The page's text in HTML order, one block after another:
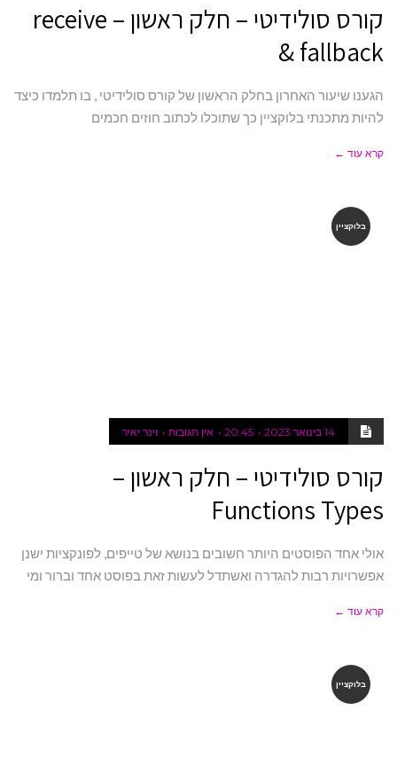
קורס סולידיטי – חלק ראשון – receive
& fallback
הגענו שיעור האחרון בחלק הראשון של קורס סולידיטי , בו תלמדו כיצד
להיות מתכנתי בלוקציין כך שתוכלו לכתוב חוזים חכמים
קרא עוד ←
בלוקציין
14 בינואר 2023 20:45 אין תגובות וינר יאיר
קורס סולידיטי – חלק ראשון –
Functions Types
אולי אחד הפוסטים היותר חשובים בנושא של טייפים, לפונקציות ישנן
אפשרויות רבות להגדרה ואשתדל לעשות זאת בפוסט אחד וברור ומי
קרא עוד ←
בלוקציין